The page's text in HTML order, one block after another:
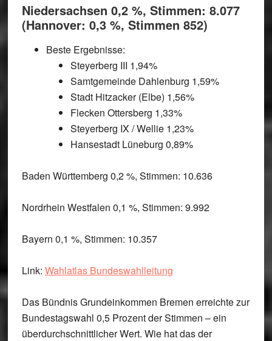
Niedersachsen 0,2 %, Stimmen: 8.077
(Hannover: 0,3 %, Stimmen 852)
Beste Ergebnisse:
Steyerberg III 1,94%
Samtgemeinde Dahlenburg 1,59%
Stadt Hitzacker (Elbe) 1,56%
Flecken Ottersberg 1,33%
Steyerberg IX / Wellie 1,23%
Hansestadt Lüneburg 0,89%
Baden Württemberg 0,2 %, Stimmen: 10.636
Nordrhein Westfalen 0,1 %, Stimmen: 9.992
Bayern 0,1 %, Stimmen: 10.357
Link: Wahlatlas Bundeswahlleitung
Das Bündnis Grundeinkommen Bremen erreichte zur
Bundestagswahl 0,5 Prozent der Stimmen – ein
überdurchschnittlicher Wert. Wie hat das der